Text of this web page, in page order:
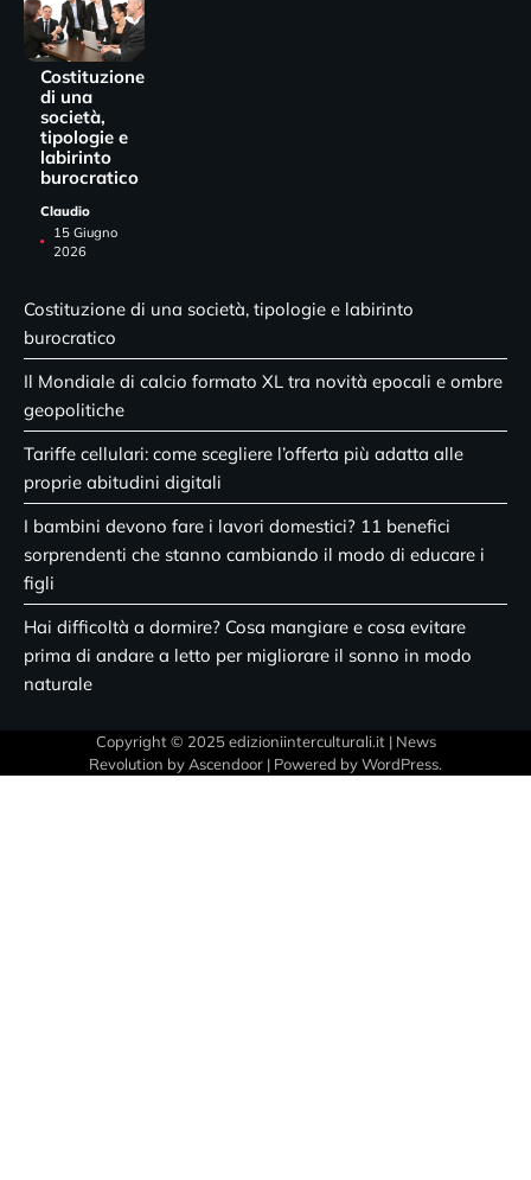
Costituzione
di una
società,
tipologie e
labirinto
burocratico
Claudio
15 Giugno
2026
Costituzione di una società, tipologie e labirinto
burocratico
Il Mondiale di calcio formato XL tra novità epocali e ombre
geopolitiche
Tariffe cellulari: come scegliere l’offerta più adatta alle
proprie abitudini digitali
I bambini devono fare i lavori domestici? 11 benefici
sorprendenti che stanno cambiando il modo di educare i
figli
Hai difficoltà a dormire? Cosa mangiare e cosa evitare
prima di andare a letto per migliorare il sonno in modo
naturale
Copyright © 2025 edizioniinterculturali.it | News
Revolution byAscendoor | Powered byWordPress.